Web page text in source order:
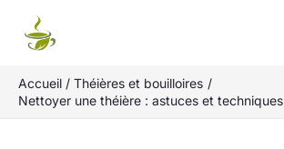
Accueil
Théières et bouilloires
Nettoyer une théière : astuces et techniques